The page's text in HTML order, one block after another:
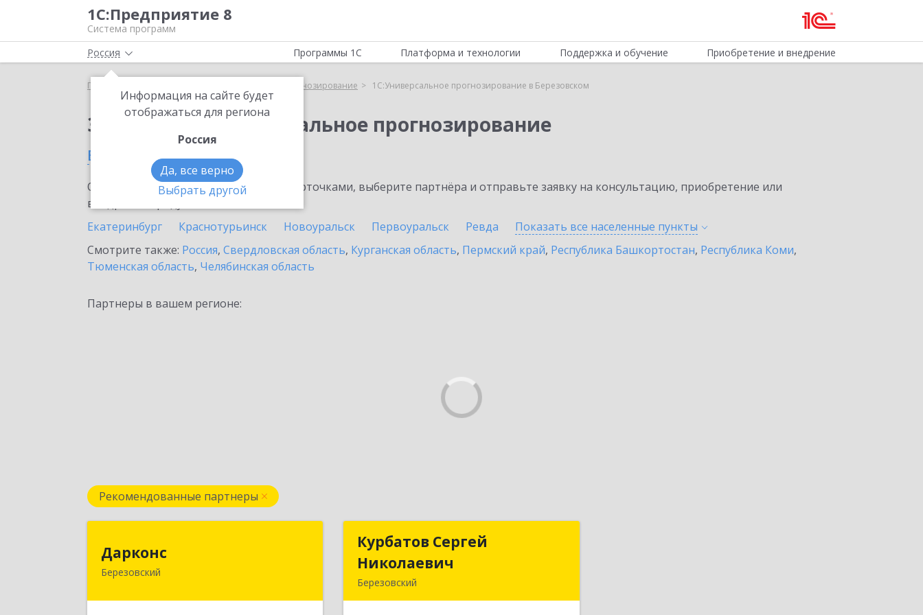
1С:Предприятие 8
Система программ
Россия
Информация на сайте будет
отображаться для региона
Россия
Да, все верно
Выбрать другой
Программы 1С Платформа и технологии Поддержка и обучение Приобретение и внедрение
Главная 1С:Универсальное прогнозирование 1С:Универсальное прогнозирование в Березовском
Заказать 1С:Универсальное прогнозирование
в Березовском
Ознакомьтесь с информационными карточками, выберите партнёра и отправьте заявку на консультацию, приобретение или
внедрение продукта.
Екатеринбург
Краснотурьинск Новоуральск Первоуральск Ревда Показать все населенные пункты
Смотрите также: Россия, Свердловская область, Курганская область, Пермский край, Республика Башкортостан, Республика Коми,
Тюменская область, Челябинская область
Партнеры в вашем регионе:
Рекомендованные партнеры
Дарконс
Березовский
Курбатов Сергей
Николаевич
Березовский
Курбатов Сергей